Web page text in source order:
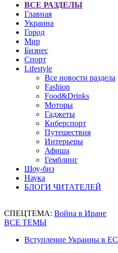
ВСЕ РАЗДЕЛЫ
Главная
Украина
Город
Мир
Бизнес
Спорт
Lifestyle
Все новости раздела
Fashion
Food&Drinks
Моторы
Гаджеты
Киберспорт
Путешествия
Интерьеры
Афиша
Гемблинг
Шоу-биз
Наука
БЛОГИ ЧИТАТЕЛЕЙ
СПЕЦТЕМА: Война в Иране
ВСЕ ТЕМЫ
Вступление Украины в ЕС